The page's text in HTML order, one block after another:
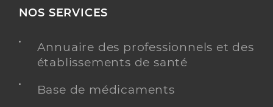
NOS SERVICES
Annuaire des professionnels et des
établissements de santé
Base de médicaments